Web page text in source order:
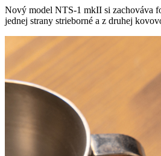
Nový model NTS-1 mkII si zachováva
jednej strany strieborné a z druhej